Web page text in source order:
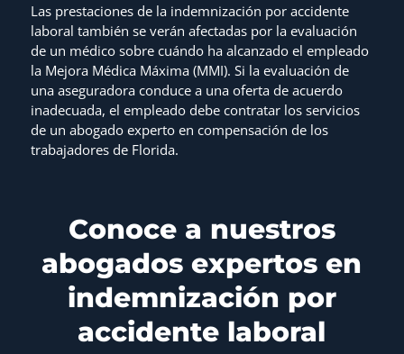
Las prestaciones de la indemnización por accidente
laboral también se verán afectadas por la evaluación
de un médico sobre cuándo ha alcanzado el empleado
la Mejora Médica Máxima (MMI). Si la evaluación de
una aseguradora conduce a una oferta de acuerdo
inadecuada, el empleado debe contratar los servicios
de un abogado experto en compensación de los
trabajadores de Florida.
Conoce a nuestros
abogados expertos en
indemnización por
accidente laboral